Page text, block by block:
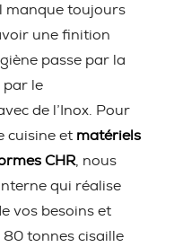
manque toujours
une finition
passe par la
par le
de l’Inox. Pour
cuisine et matériels
CHR , nous
qui réalise
vos besoins et
tonnes cisaille